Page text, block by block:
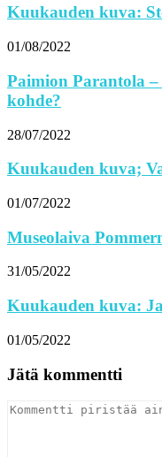
Kuukauden kuva:
01/08/2022
Paimion Parantola –
kohde?
28/07/2022
Kuukauden kuva;
01/07/2022
Museolaiva
31/05/2022
Kuukauden kuva:
01/05/2022
Jätä kommentti